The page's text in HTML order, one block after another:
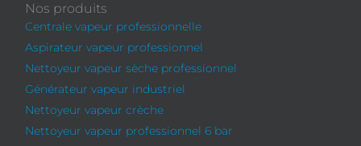
Nos produits
Centrale vapeur professionnelle
Aspirateur vapeur professionnel
Nettoyeur vapeur sèche professionnel
Générateur vapeur industriel
Nettoyeur vapeur crèche
Nettoyeur vapeur professionnel 6 bar